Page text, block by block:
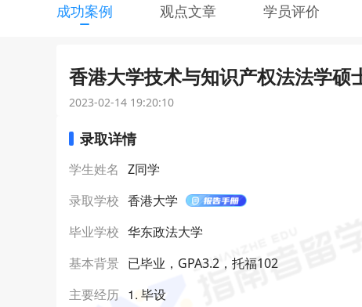
成功案例 观点文章 学员评价
香港大学技术与知识产权法法学
2023-02-14 19:20:10
录取详情
学生姓名 Z同学
录取学校 香港大学
毕业学校 华东政法大学
基本背景 已毕业，GPA3.2，托福102
主要经历 1. 毕设